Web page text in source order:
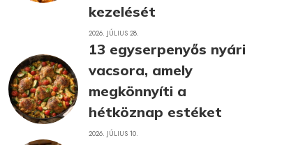
kezelését
2026. JÚLIUS 28.
13 egyserpenyős nyári
vacsora, amely
megkönnyíti a
hétköznap estéket
2026. JÚLIUS 10.